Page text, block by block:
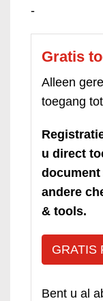
-
Gratis
Alleen
toegang
u direct
andere
& tools.
GRATIS
Bent u al